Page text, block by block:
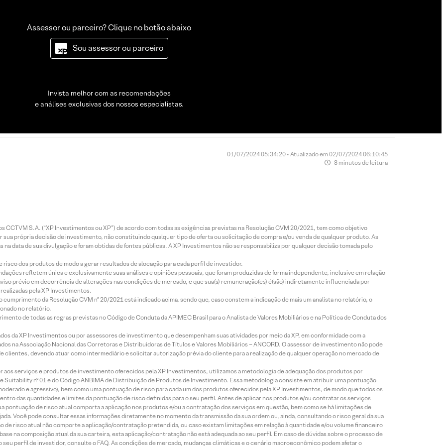
Assessor ou parceiro? Clique no botão abaixo
Sou assessor ou parceiro
Invista melhor com as recomendações
e análises exclusivas dos nossos especialistas.
01/07/2024 05:34:20 • Atualizado em 02/07/2024 06:10:45
8 minutos de leitura
CCTVM S.A. (“XP Investimentos ou XP”) de acordo com todas as exigências previstas na Resolução CVM 20/2021, tem como objetivo
própria decisão de investimento, não constituindo qualquer tipo de oferta ou solicitação de compra e/ou venda de qualquer produto. As
data de sua divulgação e foram obtidas de fontes públicas. A XP Investimentos não se responsabiliza por qualquer decisão tomada pelo
dos produtos de modo a gerar resultados de alocação para cada perfil de investidor.
refletem única e exclusivamente suas análises e opiniões pessoais, que foram produzidas de forma independente, inclusive em relação
prévio em decorrência de alterações nas condições de mercado, e que sua(s) remuneração(es) é(são) indiretamente influenciada por
pela XP Investimentos.
da Resolução CVM nº 20/2021 está indicado acima, sendo que, caso constem a indicação de mais um analista no relatório, o
no relatório.
de todas as regras previstas no Código de Conduta da APIMEC Brasil para o Analista de Valores Mobiliários e na Política de Conduta dos
da XP Investimentos ou por assessores de investimento que desempenham suas atividades por meio da XP, em conformidade com a
na Associação Nacional das Corretoras e Distribuidoras de Títulos e Valores Mobiliários – ANCORD. O assessor de investimento não pode
devendo atuar como intermediário e solicitar autorização prévia do cliente para a realização de qualquer operação no mercado de
aos serviços e produtos de investimento oferecidos pela XP Investimentos, utilizamos a metodologia de adequação dos produtos por
nº 01 e do Código ANBIMA de Distribuição de Produtos de Investimento. Essa metodologia consiste em atribuir uma pontuação
e agressivo), bem como uma pontuação de risco para cada um dos produtos oferecidos pela XP Investimentos, de modo que todos os
das quantidades e limites da pontuação de risco definidas para o seu perfil. Antes de aplicar nos produtos e/ou contratar os serviços
de risco atual comporta a aplicação nos produtos e/ou a contratação dos serviços em questão, bem como se há limitações de
Você pode consultar essas informações diretamente no momento da transmissão da sua ordem ou, ainda, consultando o risco geral da sua
de risco atual não comporte a aplicação/contratação pretendida, ou caso existam limitações em relação à quantidade e/ou volume financeiro
na composição atual da sua carteira, esta aplicação/contratação não está adequada ao seu perfil. Em caso de dúvidas sobre o processo de
perfil de investidor, consulte o FAQ. As condições de mercado, mudanças climáticas e o cenário macroeconômico podem afetar o